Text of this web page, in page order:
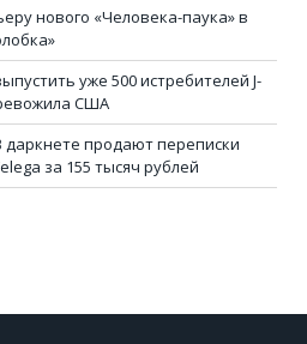
нового «Человека-паука» в
уже 500 истребителей J-
США
даркнете продают переписки
за 155 тысяч рублей